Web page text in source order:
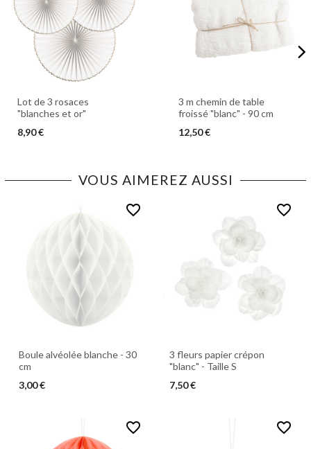
Lot de 3 rosaces
"blanches et or"
8,90 €
3 m chemin de table
froissé "blanc" - 90 cm
12,50 €
VOUS AIMEREZ AUSSI
favorite_border
Boule alvéolée blanche - 30
cm
3,00 €
favorite_border
3 fleurs papier crépon
"blanc" - Taille S
7,50 €
favorite_border favorite_border